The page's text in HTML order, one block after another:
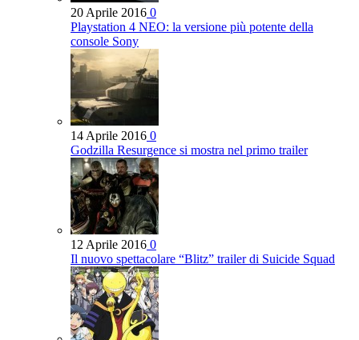
20 Aprile 2016 0
Playstation 4 NEO: la versione più potente della
console Sony
14 Aprile 2016 0
Godzilla Resurgence si mostra nel primo trailer
12 Aprile 2016 0
Il nuovo spettacolare “Blitz” trailer di Suicide Squad